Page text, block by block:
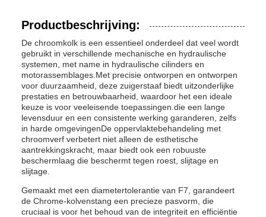
Productbeschrijving:
De chroomkolk is een essentieel onderdeel dat veel wordt
gebruikt in verschillende mechanische en hydraulische
systemen, met name in hydraulische cilinders en
motorassemblages.Met precisie ontworpen en ontworpen
voor duurzaamheid, deze zuigerstaaf biedt uitzonderlijke
prestaties en betrouwbaarheid, waardoor het een ideale
keuze is voor veeleisende toepassingen.die een lange
levensduur en een consistente werking garanderen, zelfs
in harde omgevingenDe oppervlaktebehandeling met
chroomverf verbetert niet alleen de esthetische
aantrekkingskracht, maar biedt ook een robuuste
beschermlaag die beschermt tegen roest, slijtage en
slijtage.
Gemaakt met een diametertolerantie van F7, garandeert
de Chrome-kolvenstang een precieze pasvorm, die
cruciaal is voor het behoud van de integriteit en efficiëntie